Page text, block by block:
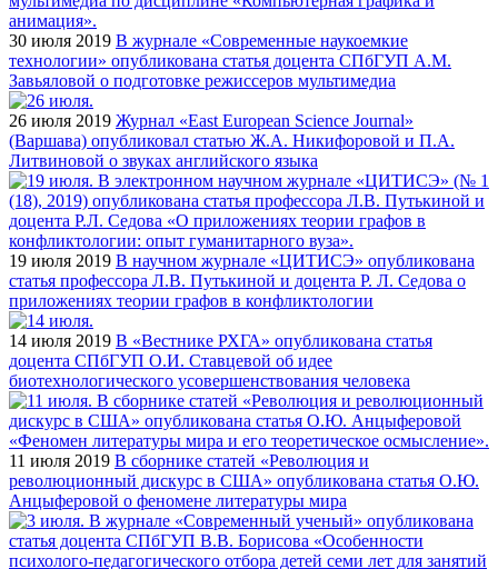
30 июля 2019 В журнале «Современные наукоемкие
технологии» опубликована статья доцента СПбГУП А.М.
Завьяловой о подготовке режиссеров мультимедиа
26 июля 2019 Журнал «East European Science Journal»
(Варшава) опубликовал статью Ж.А. Никифоровой и П.А.
Литвиновой о звуках английского языка
19 июля 2019 В научном журнале «ЦИТИСЭ» опубликована
статья профессора Л.В. Путькиной и доцента Р. Л. Седова о
приложениях теории графов в конфликтологии
14 июля 2019 В «Вестнике РХГА» опубликована статья
доцента СПбГУП О.И. Ставцевой об идее
биотехнологического усовершенствования человека
11 июля 2019 В сборнике статей «Революция и
революционный дискурс в США» опубликована статья О.Ю.
Анцыферовой о феномене литературы мира